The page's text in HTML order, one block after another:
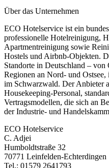
Über das Unternehmen
ECO Hotelservice ist ein
professionelle Hotelreinigung,
Apartmentreinigung sowie
Hostels und Airbnb-Objekten.
Standorte in Deutschland – von
Regionen an Nord- und
im Schwarzwald. Der Anbieter
Housekeeping-Personal,
Vertragsmodellen, die sich an
der Industrie- und
ECO Hotelservice
C. Adjei
Humboldtstraße 32
70771 Leinfelden-Echterdingen
Tel.: 01579 2641793